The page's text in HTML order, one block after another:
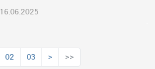
16.06.2025
02 03 > >>